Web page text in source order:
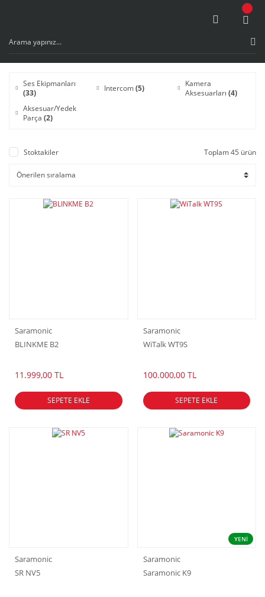
Ses Ekipmanları
(33)
Intercom(5)
Kamera
Aksesuarları (4)
Aksesuar/Yedek
Parça (2)
Stoktakiler Toplam 45 ürün
Saramonic
BLINKME B2
11.999,00 TL
SEPETE EKLE
Saramonic
WiTalk WT9S
100.000,00 TL
SEPETE EKLE
Saramonic
SR NV5
YENİ
Saramonic
Saramonic K9